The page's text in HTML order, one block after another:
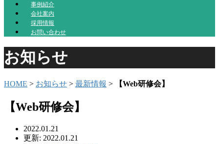
事例紹介
会社案内
採用情報
お問い合わせ
お知らせ
HOME > お知らせ > 最新情報 > 【Web研修会】
【Web研修会】
2022.01.21
更新: 2022.01.21